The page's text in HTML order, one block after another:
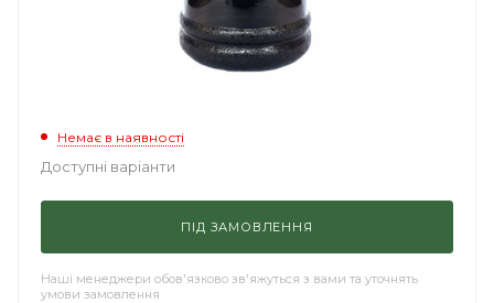
Немає в наявності
Доступні варіанти
ПІД ЗАМОВЛЕННЯ
Наші менеджери обов'язково зв'яжуться з вами та уточнять
умови замовлення